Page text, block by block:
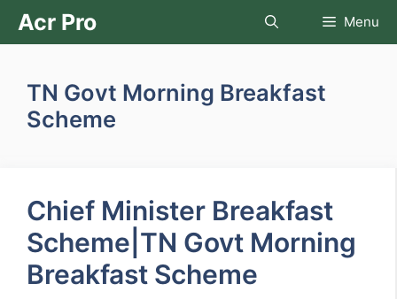
SkipAcr Pro Menu
TN Govt Morning Breakfast
Scheme
Chief Minister Breakfast
Scheme|TN Govt Morning
Breakfast Scheme